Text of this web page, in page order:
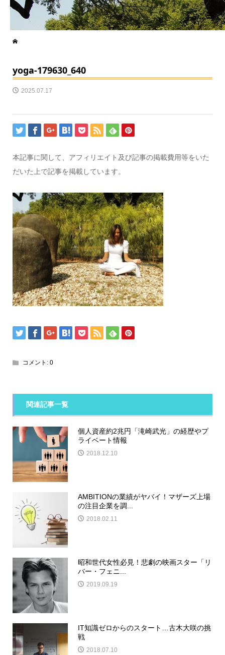
yoga-179630_640
2025.07.17
本記事に関して、アフィリエイト及び記事の掲載費用等をいた
だいた上で記事を掲載しています。
コメント: 0
関連記事一覧
個人資産約2兆円「滝崎武光」の経歴やプ
ライベート情報
2018.12.10
AMBITIONの業績がヤバイ！マザーズ上場
の注目企業を調...
2018.02.11
昭和世代女性必見！悲劇の映画スター「リ
バー・フェニ...
2019.09.19
IT知識ゼロからのスタート…古木大咲の挑
戦
2018.07.10